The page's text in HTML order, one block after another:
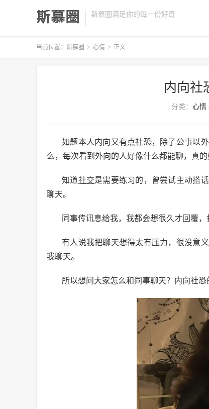
斯慕圈 斯慕圈满足你的每一份好奇
当前位置： 斯慕圈 > 心情 > 正文
内向社
分类： 心情
如题本人内向又有点社恐，除了公事以
么，每次看到外向的人好像什么都能聊，真的
知道社交是需要练习的，曾尝试主动搭
聊天。
同事传讯息给我，我都会想很久才回覆
有人说我把聊天想得太有压力，很没意
我聊天。
所以想问大家怎么和同事聊天？内向社恐